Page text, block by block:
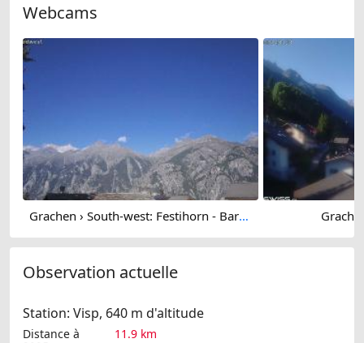
Webcams
Grachen › South-west: Festihorn - Barrhorn
Observation actuelle
Station: Visp, 640 m d'altitude
Distance à
11.9 km